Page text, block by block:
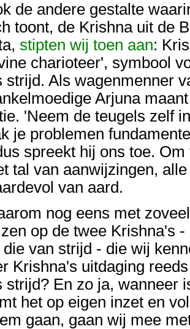
de andere gestalte
toont, de Krishna uit de
stipten wij toen aan:
charioteer', symbool
strijd. Als wagenmenner
Arjuna
'Neem de teugels zelf
je problemen
spreekt hij ons toe.
tal van aanwijzingen,
van aard.
nog eens met
op de twee Krishna's -
die van strijd - die wij
Krishna's uitdaging
strijd? En zo ja, wanneer
het op eigen inzet en
gaan, gaan wij mee